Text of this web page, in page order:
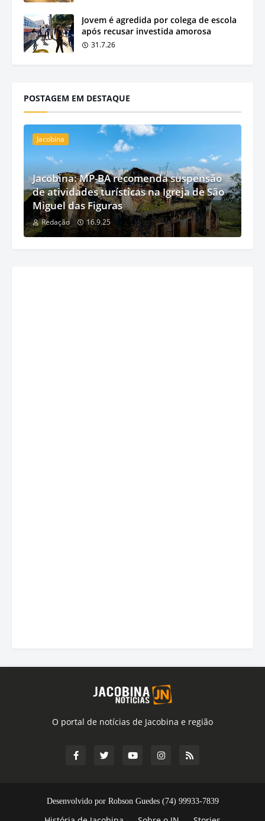
Jovem é agredida por colega de escola
após recusar investida amorosa
31.7.26
POSTAGEM EM DESTAQUE
Jacobina
Jacobina: MP-BA recomenda suspensão
de atividades turísticas na Igreja de São
Miguel das Figuras
Redação 16.9.25
O portal de notícias de Jacobina e região
Desenvolvido por Robson Guedes (74) 99933-7839